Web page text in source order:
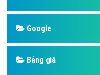
Google
Bảng giá